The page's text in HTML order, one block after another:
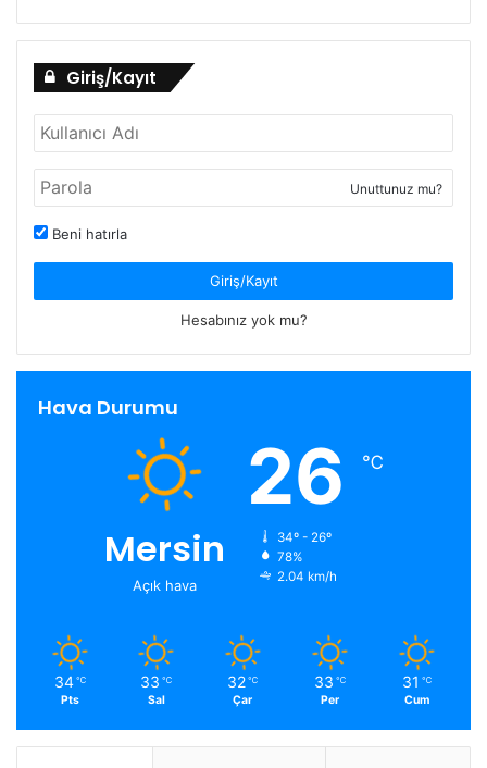
Giriş/Kayıt
Unuttunuz mu?
Beni hatırla
Giriş/Kayıt
Hesabınız yok mu?
Hava Durumu
Mersin
Açık hava
26 ℃
34º - 26º
78%
2.04 km/h
34 ℃
Pts
33 ℃
Sal
32 ℃
Çar
33 ℃
Per
31 ℃
Cum